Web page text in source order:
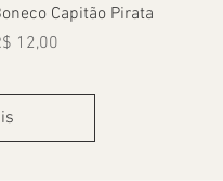
Visualização rápida
Capitão Pirata
12,00